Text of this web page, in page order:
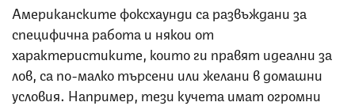
Американските фоксхаунди са развъждани за
специфична работа и някои от
характеристиките, които ги правят идеални за
лов, са по-малко търсени или желани в домашни
условия. Например, тези кучета имат огромни